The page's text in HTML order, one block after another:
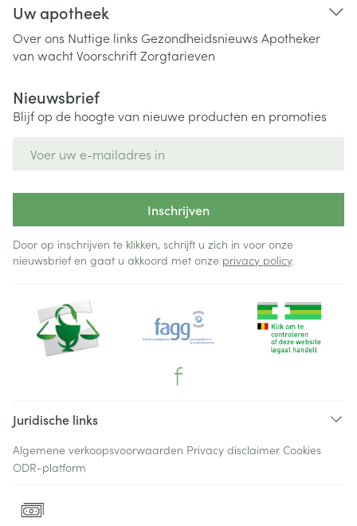
Uw apotheek
Over ons Nuttige links Gezondheidsnieuws Apotheker
van wachtVoorschriftZorgtarieven
Nieuwsbrief
Blijf op de hoogte van nieuwe producten en promoties
Inschrijven
Door op inschrijven te klikken, schrijft u zich in voor onze
nieuwsbrief en gaat u akkoord met onze privacy policy.
Juridische links
Algemene verkoopsvoorwaarden Privacy disclaimer Cookies
ODR-platform